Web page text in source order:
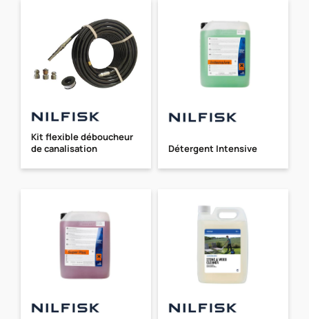
Kit flexible déboucheur
de canalisation
Détergent Intensive